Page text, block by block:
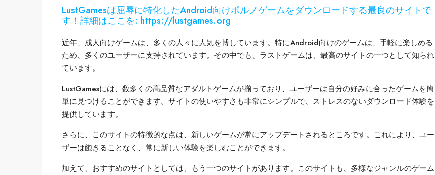
LustGamesは屈辱に特化したAndroid向けポルノゲームをダウンロードする最良のサイトで
す！詳細はここを: https://lustgames.org
近年、成人向けゲームは、多くの人々に人気を博しています。特にAndroid向けのゲームは、手軽に楽しめる
ため、多くのユーザーに支持されています。その中でも、ラストゲームは、最高のサイトの一つとして知られ
ています。
LustGamesには、数多くの高品質なアダルトゲームが揃っており、ユーザーは自分の好みに合ったゲームを簡
単に見つけることができます。サイトの使いやすさも非常にシンプルで、ストレスのないダウンロード体験を
提供しています。
さらに、このサイトの特徴的な点は、新しいゲームが常にアップデートされるところです。これにより、ユー
ザーは飽きることなく、常に新しい体験を楽しむことができます。
加えて、おすすめのサイトとしては、もう一つのサイトがあります。このサイトも、多様なジャンルのゲーム